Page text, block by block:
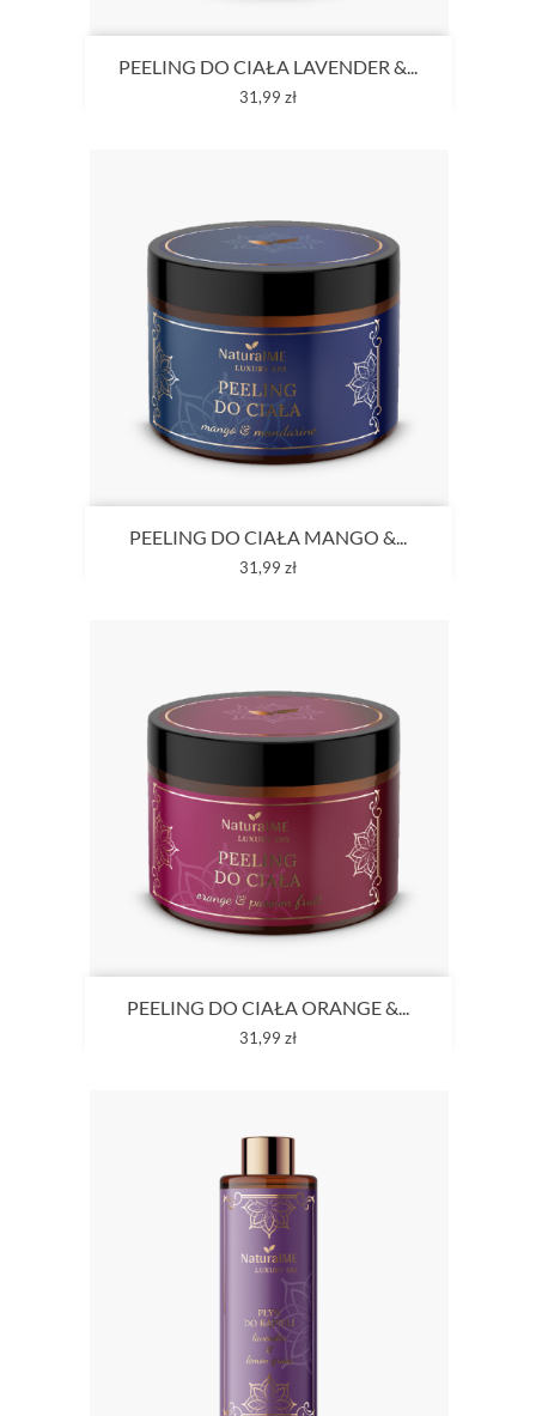
PEELING DO CIAŁA LAVENDER &...
Cena
31,99 zł
PEELING DO CIAŁA MANGO &...
Cena
31,99 zł
PEELING DO CIAŁA ORANGE &...
Cena
31,99 zł